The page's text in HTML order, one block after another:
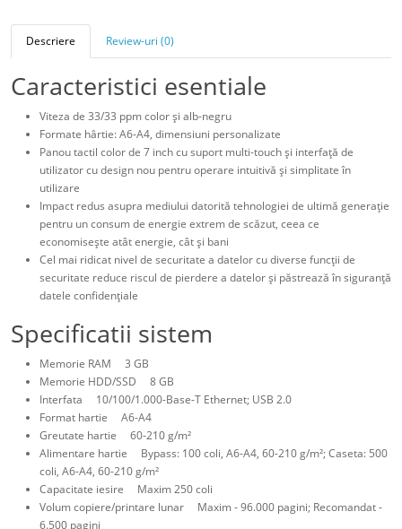
Descriere Review-uri (0)
Caracteristici esentiale
Viteza de 33/33 ppm color şi alb-negru
Formate hârtie: A6-A4, dimensiuni personalizate
Panou tactil color de 7 inch cu suport multi-touch şi interfaţă de
utilizator cu design nou pentru operare intuitivă şi simplitate în
utilizare
Impact redus asupra mediului datorită tehnologiei de ultimă generaţie
pentru un consum de energie extrem de scăzut, ceea ce
economiseşte atât energie, cât şi bani
Cel mai ridicat nivel de securitate a datelor cu diverse funcţii de
securitate reduce riscul de pierdere a datelor şi păstrează în siguranţă
datele confidenţiale
Specificatii sistem
Memorie RAM 3 GB
Memorie HDD/SSD 8 GB
Interfata 10/100/1.000-Base-T Ethernet; USB 2.0
Format hartie A6-A4
Greutate hartie 60-210 g/m²
Alimentare hartie Bypass: 100 coli, A6-A4, 60-210 g/m²; Caseta: 500
coli, A6-A4, 60-210 g/m²
Capacitate iesire Maxim 250 coli
Volum copiere/printare lunar Maxim - 96.000 pagini; Recomandat -
6.500 pagini